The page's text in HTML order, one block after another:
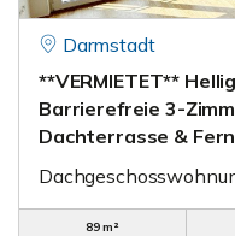
Darmstadt
**VERMIETET**
Barrierefreie 3-
Dachterrasse &
89 m²